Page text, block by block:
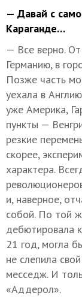
— Давай с
Караганде…
— Все верно.
Германию, в
Позже часть
уехала в
уже Америка,
пункты —
резкие
скорее,
характера.
и, наверное,
собой. По той
дебютировала
21 год, могла
не слепила
месседж. И
«Аддерол».